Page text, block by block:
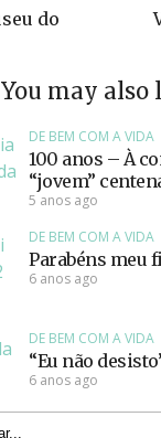
do
You may also
DE BEM COM A VIDA
100 anos – À
“jovem”
5 anos ago
DE BEM COM A VIDA
Parabéns meu
6 anos ago
DE BEM COM A VIDA
“Eu não
6 anos ago